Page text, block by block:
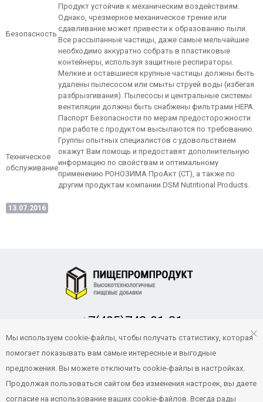
Безопасность
Продукт устойчив к механическим воздействиям.
Однако, чрезмерное механическое трение или
сдавливание может привести к образованию пыли.
Все рассыпанные частицы, даже самые мельчайшие
необходимо аккуратно собрать в пластиковые
контейнеры, используя защитные респираторы.
Мелкие и оставшиеся крупные частицы должны быть
удалены пылесосом или смыты струей воды (избегая
разбрызгивания). Пылесосы и центральные системы
вентиляции должны быть снабжены фильтрами HEPA.
Паспорт Безопасности по мерам предосторожности
при работе с продуктом высылаются по требованию.
Техническое
обслуживание
Группы опытных специалистов с удовольствием
окажут Вам помощь и предоставят дополнительную
информацию по свойствам и оптимальному
применению РОНОЗИМА ПроАкт (СТ), а также по
другим продуктам компании DSM Nutritional Products.
13.07.2016
+7(495)748-01-31
Заказать обратный звонок
Мы используем cookie-файлы, чтобы получать статистику, которая
помогает показывать вам самые интересные и выгодные
предложения. Вы можете отключить cookie-файлы в настройках.
Продолжая пользоваться сайтом без изменения настроек, вы даете
согласие на использование ваших cookie-файлов. Всегда рады